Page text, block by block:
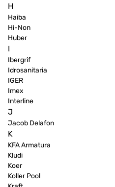
H
Haiba
Hi-Non
Huber
I
Ibergrif
Idrosanitaria
IGER
Imex
Interline
J
Jacob Delafon
K
KFA Armatura
Kludi
Koer
Koller Pool